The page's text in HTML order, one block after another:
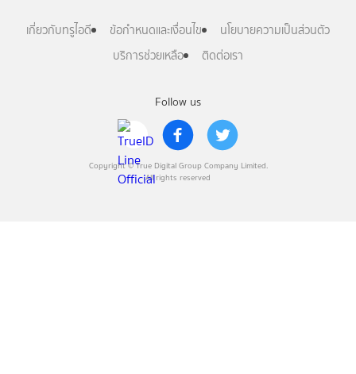
Follow us
Copyright © True Digital Group Company Limited.
All rights reserved
เกี่ยวกับทรูไอดี ข้อกำหนดและเงื่อนไข
นโยบายความเป็นส่วนตัว
บริการช่วยเหลือ
ติดต่อเรา